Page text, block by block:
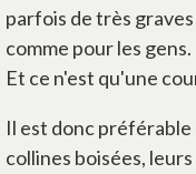
parfois de très
comme pour les gens.
Et ce n'est qu'une
Il est donc préférable
collines boisées,